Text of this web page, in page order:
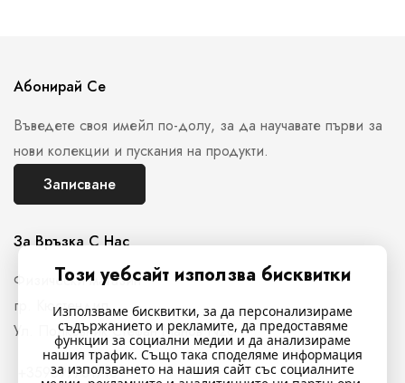
За Връзка С Нас
Физически магазин
гр. Кюстендил,
Ул. Полковник Стефан Манов N26
+359897761716
Абонирай Се
Въведете своя имейл по-долу, за да научавате първи за
нови колекции и пускания на продукти.
Записване
Този уебсайт използва бисквитки
Използваме бисквитки, за да персонализираме
съдържанието и рекламите, да предоставяме
функции за социални медии и да анализираме
нашия трафик. Също така споделяме информация
за използването на нашия сайт със социалните